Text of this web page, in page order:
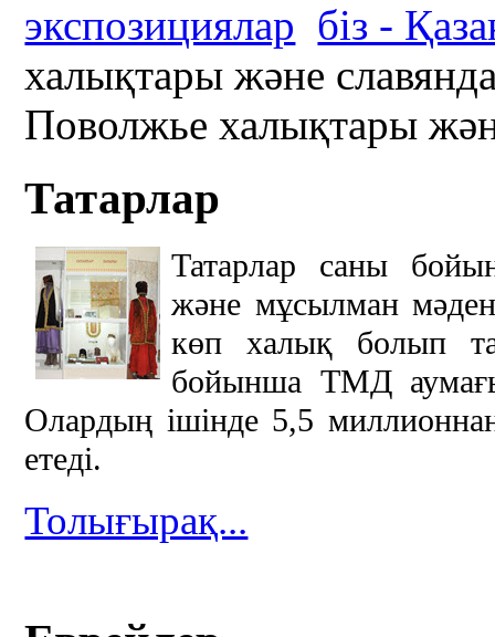
экспозициялар біз -
халықтары және
Поволжье халықтары
Татарлар
Татарлар саны
және мұсылман
көп халық болып
бойынша ТМД
Олардың ішінде 5,5
етеді.
Толығырақ...